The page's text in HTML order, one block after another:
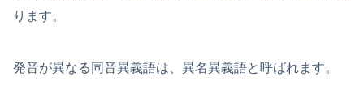
ります。
発音が異なる同音異義語は、異名異義語と呼ばれます。